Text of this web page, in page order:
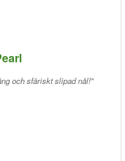
och sfäriskt slipad nål!"